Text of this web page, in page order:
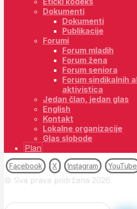
Dokumenti
Dokumenti
Publikacije
Forumi
Forum mladih
Forum žena
Forum seniora
Forum sindikalnih
aktivistica
Jedan član, jedan glas
English
Kontakt
Lokalne organizacije
Glas slobode
Plan
Facebook X Instagram YouTube
© Sva prava pridržana 2026